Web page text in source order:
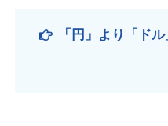
「円」より「ド